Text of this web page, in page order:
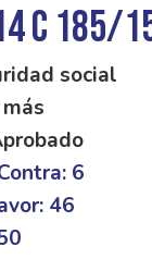
C 185/
social
6
46